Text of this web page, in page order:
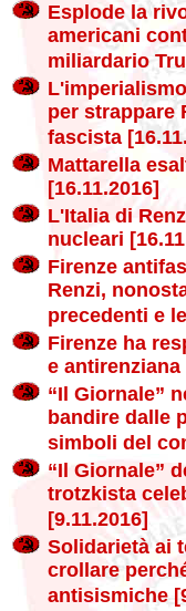
Esplode la
americani
miliardario
per strappare
fascista
Mattarella
[16.11.2016]
L'Italia di
nucleari
Firenze
Renzi,
precedenti e
Firenze ha
e antirenziana
“Il Giornale”
bandire dalle
simboli del
“Il Giornale”
trotzkista
[9.11.2016]
Solidarietà ai
crollare
antisismiche